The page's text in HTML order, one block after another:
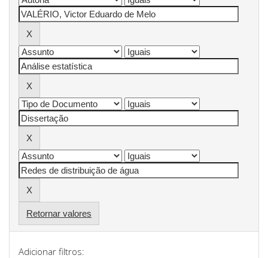
Retornar valores
Adicionar filtros: